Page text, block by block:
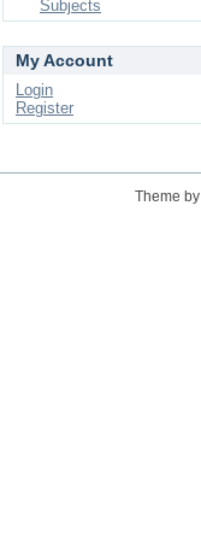
Subjects
My Account
Login
Register
Theme by